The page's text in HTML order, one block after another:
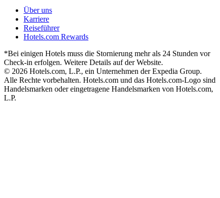
Über uns
Karriere
Reiseführer
Hotels.com Rewards
*Bei einigen Hotels muss die Stornierung mehr als 24 Stunden vor
Check-in erfolgen. Weitere Details auf der Website.
© 2026 Hotels.com, L.P., ein Unternehmen der Expedia Group.
Alle Rechte vorbehalten. Hotels.com und das Hotels.com-Logo sind
Handelsmarken oder eingetragene Handelsmarken von Hotels.com,
L.P.